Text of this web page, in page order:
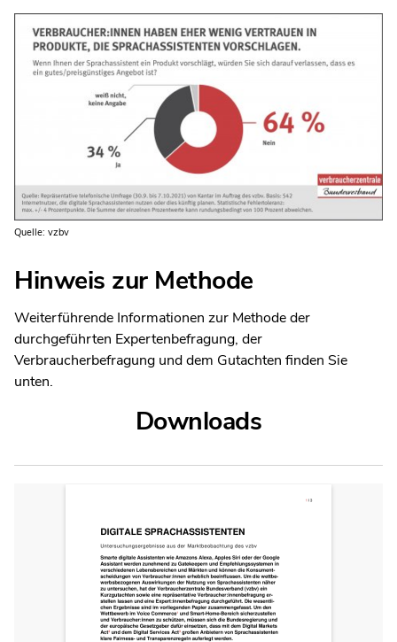
Quelle: vzbv
Hinweis zur Methode
Weiterführende Informationen zur Methode der
durchgeführten Expertenbefragung, der
Verbraucherbefragung und dem Gutachten finden Sie
unten.
Downloads